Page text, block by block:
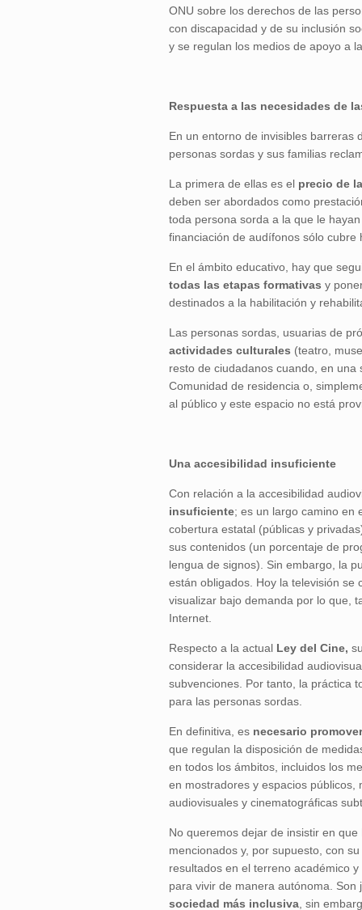
ONU sobre los derechos de las
con discapacidad y de su inclusión
y se regulan los medios de apoyo a
Respuesta a las necesidades de
En un entorno de invisibles barreras
personas sordas y sus familias
La primera de ellas es el precio de
deben ser abordados como
toda persona sorda a la que le
financiación de audífonos sólo cubre
En el ámbito educativo, hay que
todas las etapas formativas y
destinados a la habilitación y
Las personas sordas, usuarias de
actividades culturales (teatro,
resto de ciudadanos cuando, en
Comunidad de residencia o,
al público y este espacio no está
Una accesibilidad insuficiente
Con relación a la accesibilidad
insuficiente; es un largo camino en
cobertura estatal (públicas y
sus contenidos (un porcentaje de
lengua de signos). Sin embargo, la
están obligados. Hoy la televisión se
visualizar bajo demanda por lo que,
Internet.
Respecto a la actual Ley del Cine,
considerar la accesibilidad
subvenciones. Por tanto, la práctica
para las personas sordas.
En definitiva, es necesario
que regulan la disposición de
en todos los ámbitos, incluidos los
en mostradores y espacios
audiovisuales y cinematográficas
No queremos dejar de insistir en
mencionados y, por supuesto, con
resultados en el terreno académico
para vivir de manera autónoma.
sociedad más inclusiva , sin